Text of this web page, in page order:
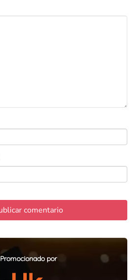
Promocionado por